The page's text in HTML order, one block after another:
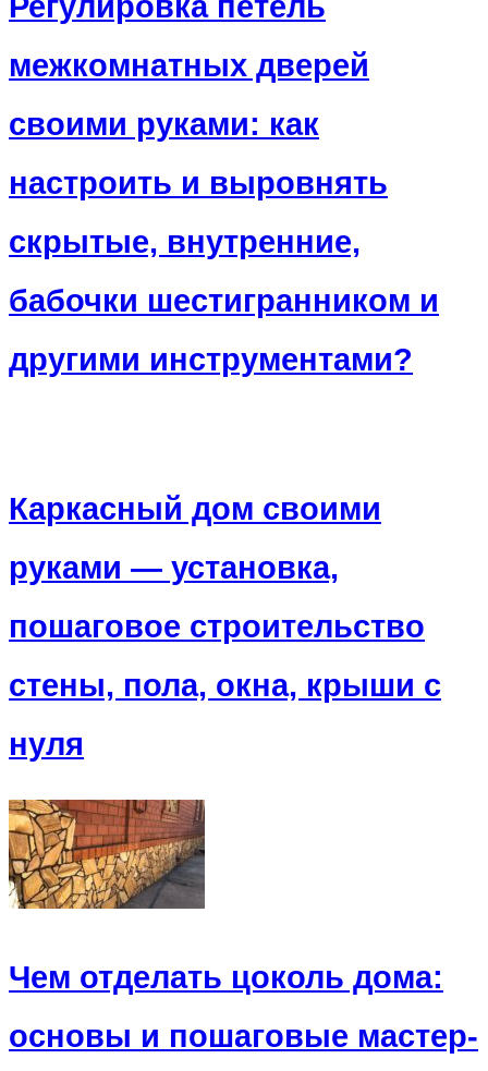
межкомнатных дверей
своими руками: как
настроить и выровнять
скрытые, внутренние,
бабочки шестигранником и
другими инструментами?
Каркасный дом своими
руками — установка,
пошаговое строительство
стены, пола, окна, крыши с
нуля
Чем отделать цоколь дома:
основы и пошаговые мастер-